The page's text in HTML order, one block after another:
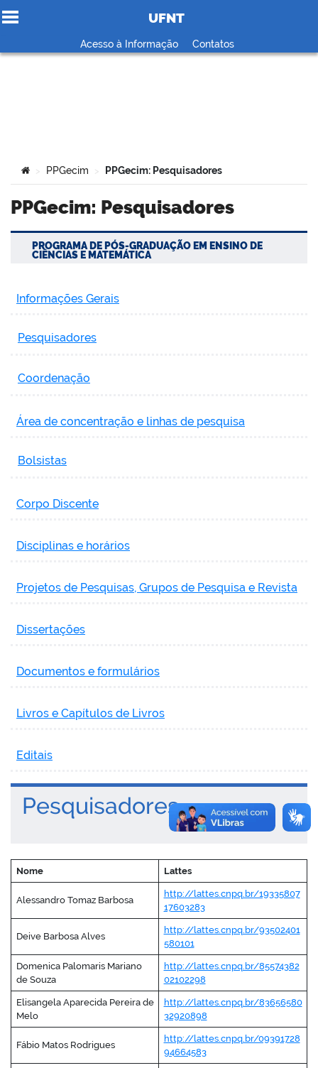
Ir para o conteúdo
UFNT
Acesso à Informação Contatos
portal
Você está aqui:
> PPGecim > PPGecim: Pesquisadores
PPGecim: Pesquisadores
PROGRAMA DE PÓS-GRADUAÇÃO EM ENSINO DE
CIÊNCIAS E MATEMÁTICA
Informações Gerais
Pesquisadores
Coordenação
Área de concentração e linhas de pesquisa
Bolsistas
Corpo Discente
Disciplinas e horários
Projetos de Pesquisas, Grupos de Pesquisa e Revista
Dissertações
Documentos e formulários
Livros e Capítulos de Livros
Editais
Pesquisadores
Nome Lattes
Alessandro Tomaz Barbosa
http://lattes.cnpq.br/19335807
17603283
Deive Barbosa Alves
http://lattes.cnpq.br/93502401
580101
Domenica Palomaris Mariano
de Souza
http://lattes.cnpq.br/85574382
02102298
Elisangela Aparecida Pereira de
Melo
http://lattes.cnpq.br/83656580
32920898
Fábio Matos Rodrigues
http://lattes.cnpq.br/09391728
94664583